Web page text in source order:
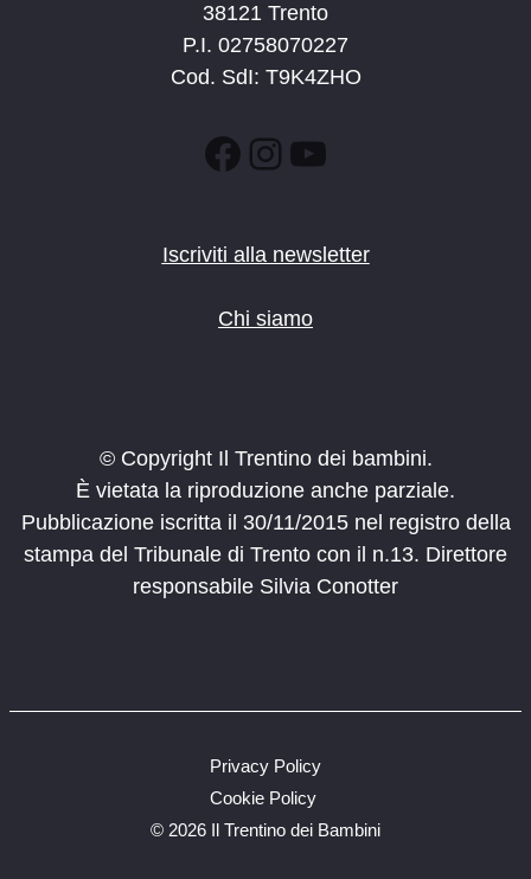
38121 Trento
P.I. 02758070227
Cod. SdI: T9K4ZHO
Facebook
Instagram
YouTube
Iscriviti alla newsletter
Chi siamo
© Copyright Il Trentino dei bambini.
È vietata la riproduzione anche parziale.
Pubblicazione iscritta il 30/11/2015 nel registro della
stampa del Tribunale di Trento con il n.13. Direttore
responsabile Silvia Conotter
© 2026 Il Trentino dei Bambini
Privacy Policy
Cookie Policy